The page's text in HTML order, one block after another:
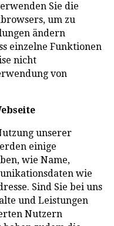
Sie die
um zu
ändern
einzelne Funktionen
nicht
von
unserer
einige
wie Name,
wie
Sind Sie bei uns
und Leistungen
Nutzern